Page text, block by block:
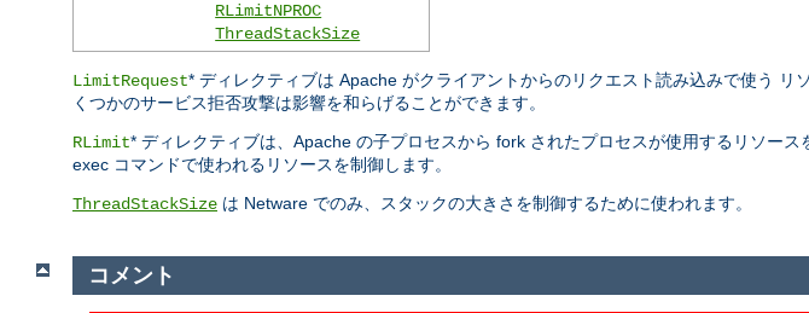
RLimitNPROC
ThreadStackSize
LimitRequest* ディレクティブは Apache がクライアントからのリクエスト読み込みで使う
くつかのサービス拒否攻撃は影響を和らげることができます。
RLimit* ディレクティブは、Apache の子プロセスから fork されたプロセスが使用するリソー
exec コマンドで使われるリソースを制御します。
ThreadStackSize は Netware でのみ、スタックの大きさを制御するために使われます。
コメント